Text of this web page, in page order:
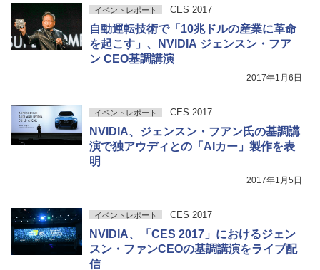
イベントレポート CES 2017
自動運転技術で「10兆ドルの産業に革命
を起こす」、NVIDIA ジェンスン・フア
ン CEO基調講演
2017年1月6日
イベントレポート CES 2017
NVIDIA、ジェンスン・フアン氏の基調講
演で独アウディとの「AIカー」製作を表
明
2017年1月5日
イベントレポート CES 2017
NVIDIA、「CES 2017」におけるジェン
スン・ファンCEOの基調講演をライブ配
信